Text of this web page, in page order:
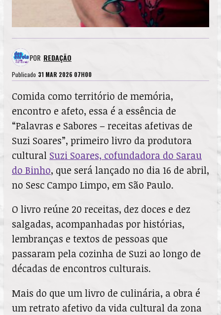
POR REDAÇÃO
Publicado 31 MAR 2026 07H00
Comida como território de memória,
encontro e afeto, essa é a essência de
“Palavras e Sabores – receitas afetivas de
Suzi Soares”, primeiro livro da produtora
cultural Suzi Soares, cofundadora do Sarau
do Binho, que será lançado no dia 16 de abril,
no Sesc Campo Limpo, em São Paulo.
O livro reúne 20 receitas, dez doces e dez
salgadas, acompanhadas por histórias,
lembranças e textos de pessoas que
passaram pela cozinha de Suzi ao longo de
décadas de encontros culturais.
Mais do que um livro de culinária, a obra é
um retrato afetivo da vida cultural da zona